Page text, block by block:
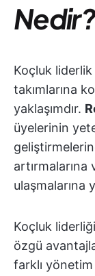
Nedir?
Koçluk
takımlarına
yaklaşımdır.
üyelerinin
ulaşmalarına
Koçluk
özgü
farklı